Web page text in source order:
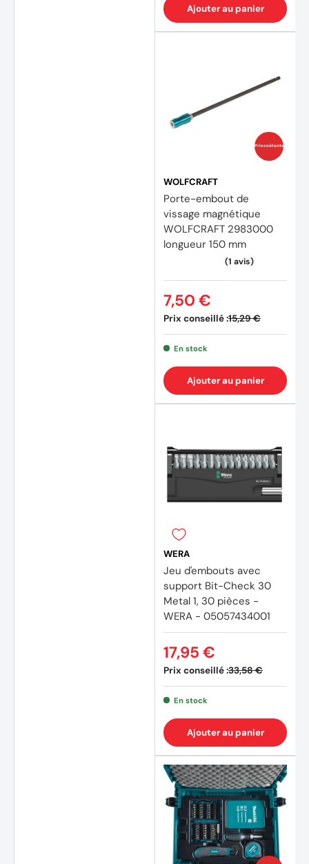
(3
Ajouter au panier
Prix coûtants
WOLFCRAFT
Porte-embout de
vissage magnétique
WOLFCRAFT 2983000
longueur 150 mm
Prix conseillé :15,29 €
7,50 €
En stock
Ajouter au panier
WERA
Jeu d'embouts avec
support Bit-Check 30
Metal 1, 30 pièces -
WERA - 05057434001
Prix conseillé :33,58 €
17,95 €
En stock
Ajouter au panier